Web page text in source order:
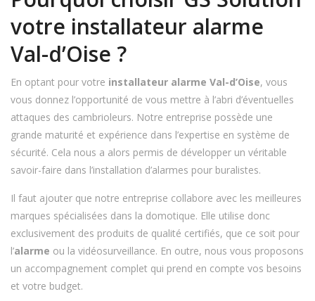
votre installateur alarme
Val-d’Oise ?
En optant pour votre installateur alarme Val-d’Oise, vous
vous donnez l’opportunité de vous mettre à l’abri d’éventuelles
attaques des cambrioleurs. Notre entreprise possède une
grande maturité et expérience dans l’expertise en système de
sécurité. Cela nous a alors permis de développer un véritable
savoir-faire dans l’installation d’alarmes pour buralistes.
Il faut ajouter que notre entreprise collabore avec les meilleures
marques spécialisées dans la domotique. Elle utilise donc
exclusivement des produits de qualité certifiés, que ce soit pour
l’alarme ou la vidéosurveillance. En outre, nous vous proposons
un accompagnement complet qui prend en compte vos besoins
et votre budget.